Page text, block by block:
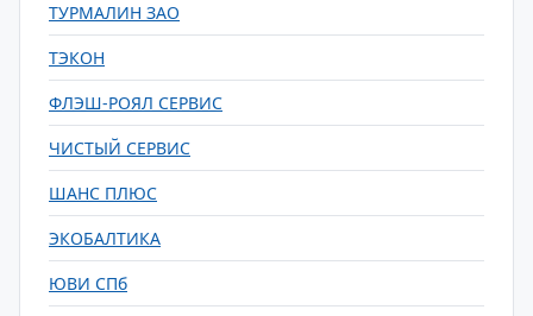
ТУРМАЛИН ЗАО
ТЭКОН
ФЛЭШ-РОЯЛ СЕРВИС
ЧИСТЫЙ СЕРВИС
ШАНС ПЛЮС
ЭКОБАЛТИКА
ЮВИ СПб